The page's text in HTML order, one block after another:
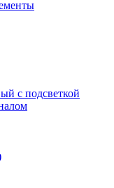
с подсветкой